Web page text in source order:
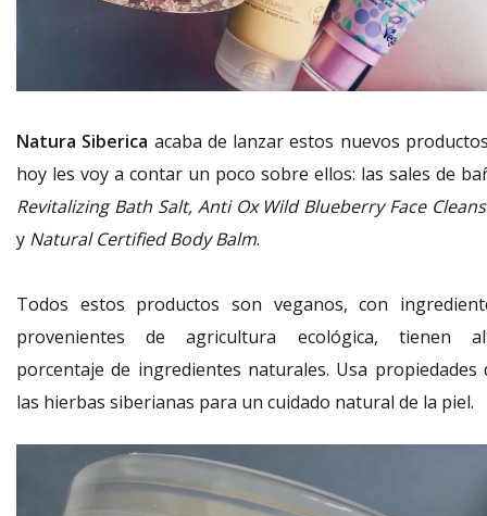
Natura Siberica acaba de lanzar estos nuevos
hoy les voy a contar un poco sobre ellos: las sales de
Revitalizing Bath Salt, Anti Ox Wild Blueberry Face
y Natural Certified Body Balm.
Todos estos productos son veganos, con
provenientes de agricultura ecológica, tienen
porcentaje de ingredientes naturales. Usa propiedades
las hierbas siberianas para un cuidado natural de la piel.